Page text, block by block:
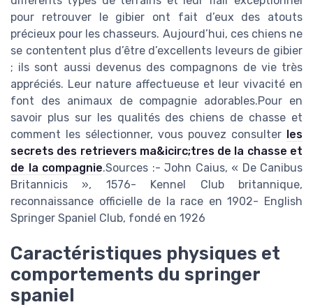
pour retrouver le gibier ont fait d’eux des atouts
précieux pour les chasseurs. Aujourd’hui, ces chiens ne
se contentent plus d’être d’excellents leveurs de gibier
; ils sont aussi devenus des compagnons de vie très
appréciés. Leur nature affectueuse et leur vivacité en
font des animaux de compagnie adorables.Pour en
savoir plus sur les qualités des chiens de chasse et
comment les sélectionner, vous pouvez consulter
les
secrets des retrievers ma&icirc;tres de la chasse et
de la compagnie.Sources :- John Caius, « De Canibus
Britannicis », 1576- Kennel Club britannique,
reconnaissance officielle de la race en 1902- English
Springer Spaniel Club, fondé en 1926
Caractéristiques physiques et
comportements du springer
spaniel